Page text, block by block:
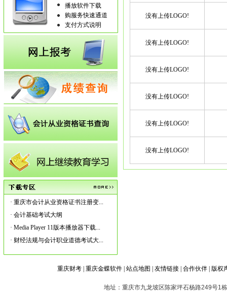
播放软件下载
购服务快速通道
支付方式说明
· 重庆市会计从业资格证书注册变...
· 会计基础考试大纲
· Media Player 11版本播放器下载...
· 财经法规与会计职业道德考试大...
没有上传LOGO!
没有上传LOGO!
没有上传LOGO!
没有上传LOGO!
没有上传LOGO!
没有上传LOGO!
重庆财考 重庆金蝶软件 站点地图 友情链接 合作伙伴 版权
地址：重庆市九龙坡区陈家坪石杨路249号1